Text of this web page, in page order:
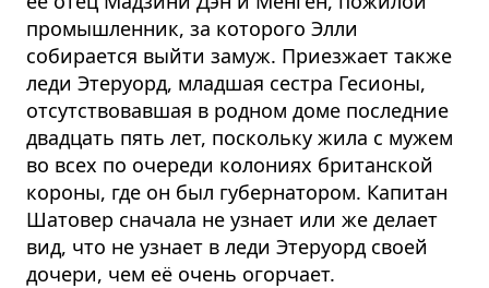
промышленник, за которого Элли
собирается выйти замуж. Приезжает также
леди Этеруорд, младшая сестра Гесионы,
отсутствовавшая в родном доме последние
двадцать пять лет, поскольку жила с мужем
во всех по очереди колониях британской
короны, где он был губернатором. Капитан
Шатовер сначала не узнает или же делает
вид, что не узнает в леди Этеруорд своей
дочери, чем её очень огорчает.